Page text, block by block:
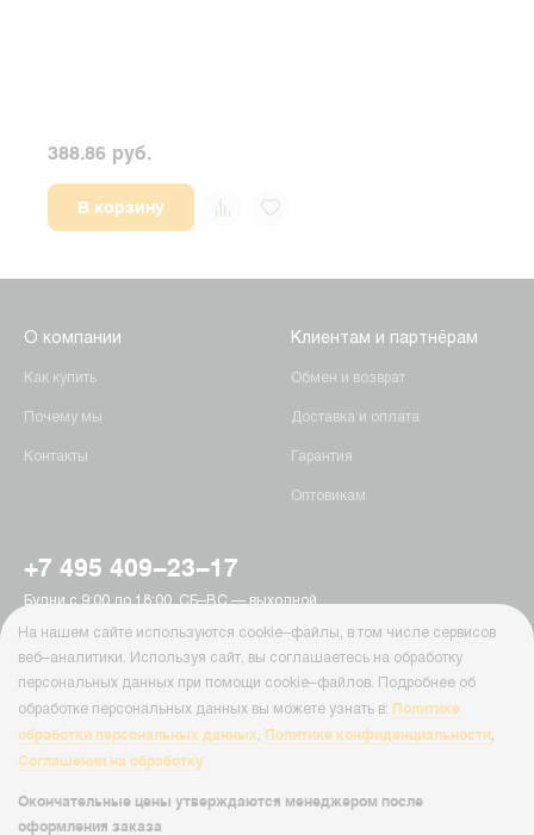
388.86 руб.
В корзину
О компании
Как купить
Почему мы
Контакты
Клиентам и партнёрам
Обмен и возврат
Доставка и оплата
Гарантия
Оптовикам
+7 495 409-23-17
Будни с 9:00 до 18:00, СБ–ВС — выходной
г. Москва, Пятницкое шоссе, 15
info@ab-batteries.ru
© Ab-Batteries, 2026
характер и ни при каких условиях информация, цены и иные материалы
На нашем сайте используются cookie–файлы, в том числе сервисов
веб–аналитики. Используя сайт, вы соглашаетесь на обработку
персональных данных при помощи cookie–файлов. Подробнее об
обработке персональных данных вы можете узнать в: Политике
обработки персональных данных, Политике конфиденциальности,
Соглашении на обработку
Окончательные цены утверждаются менеджером после
оформления заказа